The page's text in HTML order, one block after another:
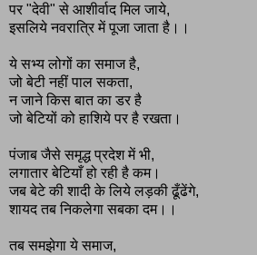
पर "देवी" से आशीर्वाद मिल जाये,
इसलिये नवरात्रि में पूजा जाता है।।
ये सभ्य लोगों का समाज है,
जो बेटी नहीं पाल सकता,
न जाने किस बात का डर है
जो बेटियों को हाशिये पर है रखता।
पंजाब जैसे समृद्ध प्रदेश में भी,
लगातार बेटियाँ हो रही है कम।
जब बेटे की शादी के लिये लड़की ढूँढेंगे,
शायद तब निकलेगा सबका दम।।
तब समझेगा ये समाज,